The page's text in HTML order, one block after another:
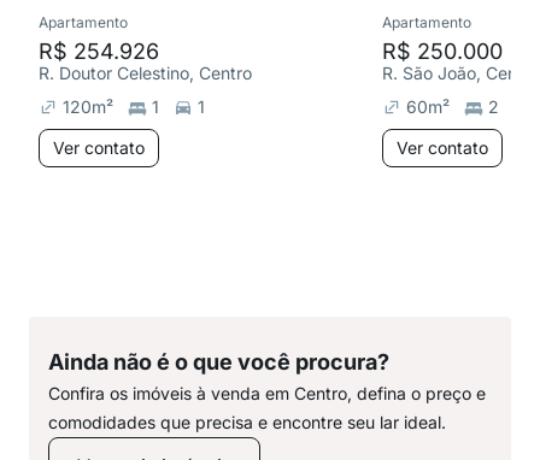
Apartamento
R$ 254.926
R. Doutor Celestino, Centro
120m² 1
1
Ver contato
Apartamento
R$ 250.000
R. São João, Centro
60m²
2
Ver contato
Ainda não é o que você procura?
Confira os imóveis à venda em Centro, defina o preço e
comodidades que precisa e encontre seu lar ideal.